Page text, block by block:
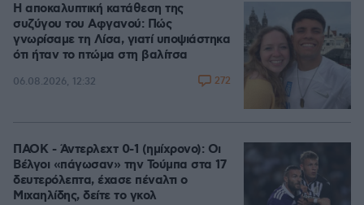
Η αποκαλυπτική κατάθεση της
συζύγου του Αφγανού: Πώς
γνωρίσαμε τη Λίσα, γιατί υποψιάστηκα
ότι ήταν το πτώμα στη βαλίτσα
06.08.2026, 12:32 272
ΠΑΟΚ - Άντερλεχτ 0-1 (ημίχρονο): Οι
Βέλγοι «πάγωσαν» την Τούμπα στα 17
δευτερόλεπτα, έχασε πέναλτι ο
Μιχαηλίδης, δείτε το γκολ